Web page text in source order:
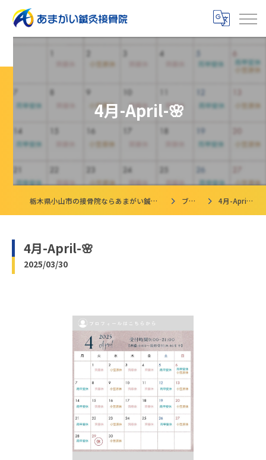
4月-April-🌸
栃木県小山市の接骨院ならあまがい鍼灸接骨院 ブログ 4月-April-🌸
4月-April-🌸
2025/03/30